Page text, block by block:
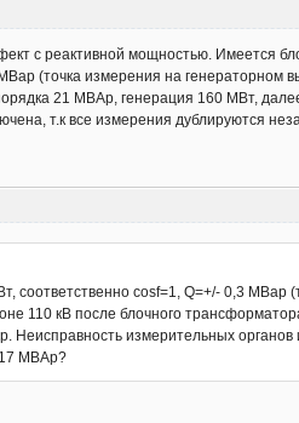
с реактивной мощностью. Имеется
(точка измерения на
21 МВАр, генерация 160 МВт,
т.к все измерения дублируются
соответственно cosf=1, Q=+/- 0,3
110 кВ после блочного
Неисправность измерительных
МВАр?